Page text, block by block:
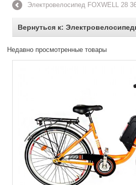
Электровелосипед FOXWELL 28
Вернуться к:
Недавно просмотренные товары